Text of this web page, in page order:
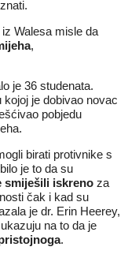
Walesa misle da
,
je 36 studenata.
je dobivao novac
pobjedu
birati protivnike s
je to da su
smiješili iskreno za
čak i kad su
je dr. Erin Heerey,
na to da je
.